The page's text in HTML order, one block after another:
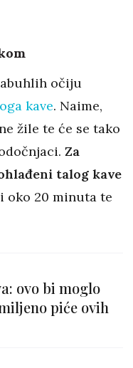
očiju
kave. Naime,
žile te će se tako
Za
talog kave
oko 20 minuta te
ovo bi moglo
piće ovih